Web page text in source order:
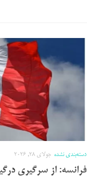
دسته‌بندی نشده جولای 28, 2026
فرانسه: از سرگیری